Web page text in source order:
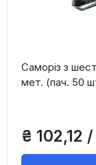
Саморіз з
мет. (пач. 50
₴ 102,12 /